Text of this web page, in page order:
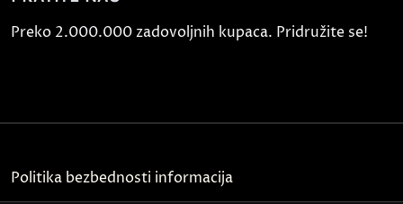
Preko 2.000.000 zadovoljnih kupaca. Pridružite se!
Politika bezbednosti informacija